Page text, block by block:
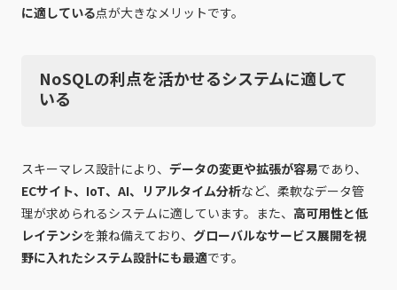
に適している点が大きなメリットです。
NoSQLの利点を活かせるシステムに適して
いる
スキーマレス設計により、 データの変更や拡張が容易であり、
ECサイト、IoT、AI、リアルタイム分析など、柔軟なデータ管
理が求められるシステムに適しています。また、 高可用性と低
レイテンシを兼ね備えており、 グローバルなサービス展開を視
野に入れたシステム設計にも最適です。